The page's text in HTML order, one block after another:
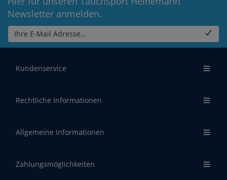
Newsletter anmelden.
Ihre E-Mail Adresse...
Kundenservice
Rechtliche Informationen
Allgemeine Informationen
Zahlungsmöglichkeiten